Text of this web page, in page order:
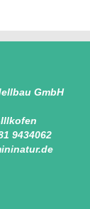
GmbH
9434062